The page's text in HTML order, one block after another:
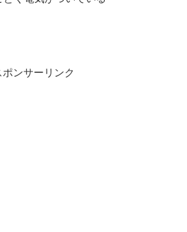
ポンサーリンク